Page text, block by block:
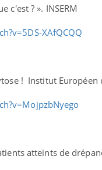
c'est ? ». INSERM
XAfQCQQ
! Institut
atteints de